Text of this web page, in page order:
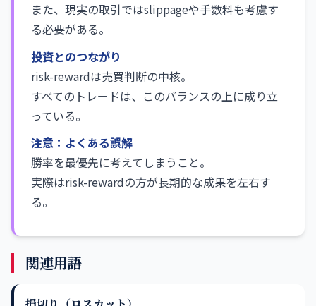
また、現実の取引ではslippageや手数料も考慮す
る必要がある。
投資とのつながり
risk-rewardは売買判断の中核。
すべてのトレードは、このバランスの上に成り立
っている。
注意：よくある誤解
勝率を最優先に考えてしまうこと。
実際はrisk-rewardの方が長期的な成果を左右す
る。
関連用語